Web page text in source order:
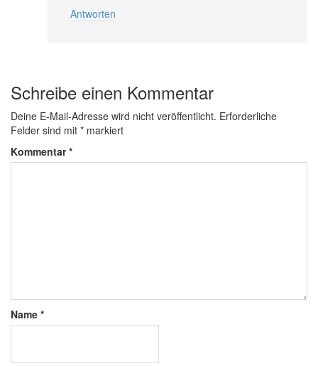
Antworten
Schreibe einen Kommentar
Deine E-Mail-Adresse wird nicht veröffentlicht. Erforderliche
Felder sind mit * markiert
Kommentar*
Name *